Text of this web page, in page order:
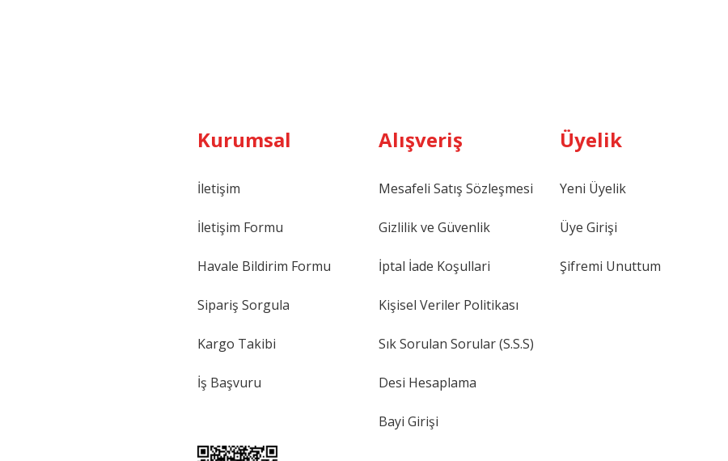
Kurumsal
İletişim
İletişim Formu
Havale Bildirim Formu
Sipariş Sorgula
Kargo Takibi
İş Başvuru
Alışveriş
Mesafeli Satış Sözleşmesi
Gizlilik ve Güvenlik
İptal İade Koşullari
Kişisel Veriler Politikası
Sık Sorulan Sorular (S.S.S)
Desi Hesaplama
Bayi Girişi
Üyelik
Yeni Üyelik
Üye Girişi
Şifremi Unuttum